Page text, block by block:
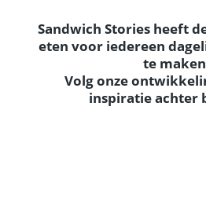
Sandwich Stories heeft
eten voor iedereen
te
Volg onze
inspiratie achter